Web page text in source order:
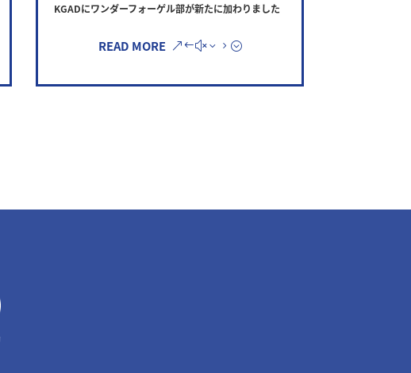
KGADにワンダーフォーゲル部が新たに加わりました
READ MORE